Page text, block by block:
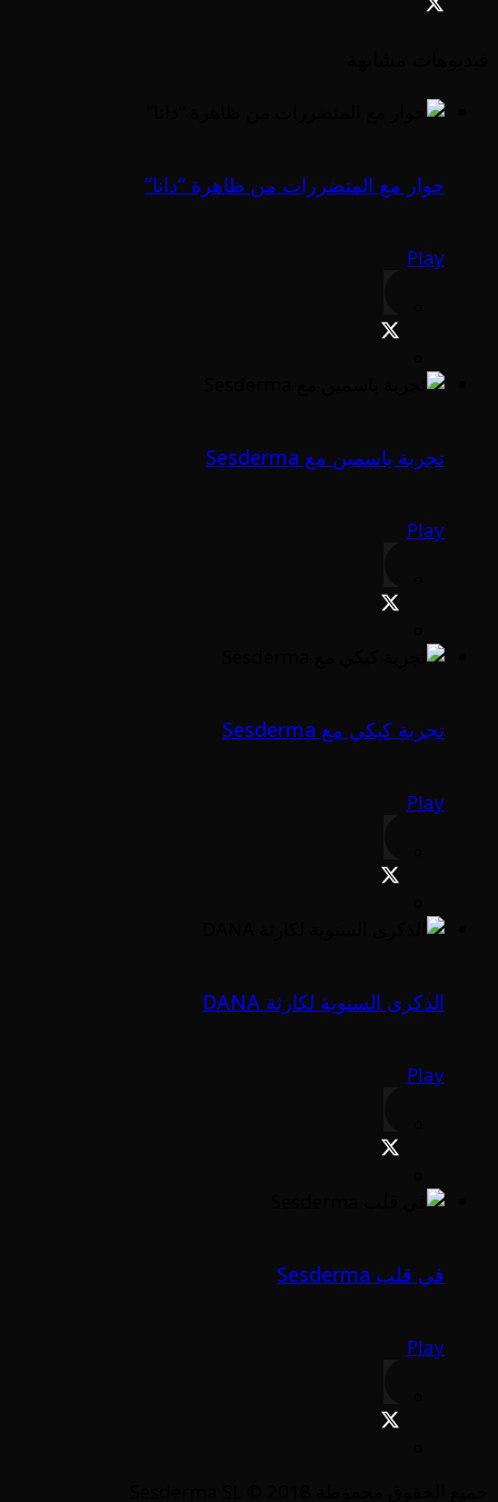
حوار مع المتضررات من ظاهرة “دانا”
Play
تجربة ياسمين مع Sesderma
Play
تجربة كيكي مع Sesderma
Play
الذكرى السنوية لكارثة DANA
Play
في قلب Sesderma
Play